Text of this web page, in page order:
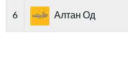
6 Алтан Од